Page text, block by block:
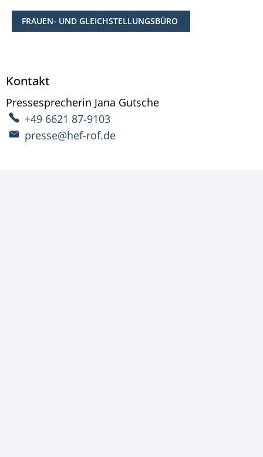
FRAUEN- UND GLEICHSTELLUNGSBÜRO
Kontakt
Pressesprecherin Jana Gutsche
+49 6621 87-9103
presse@hef-rof.de